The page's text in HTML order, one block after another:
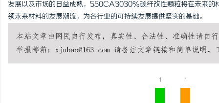
发展以及市场的日益成熟，550CA3030%碳纤改性颗粒将在未来的
领未来材料的发展潮流，为各行业的可持续发展提供坚实的基础。
1 1